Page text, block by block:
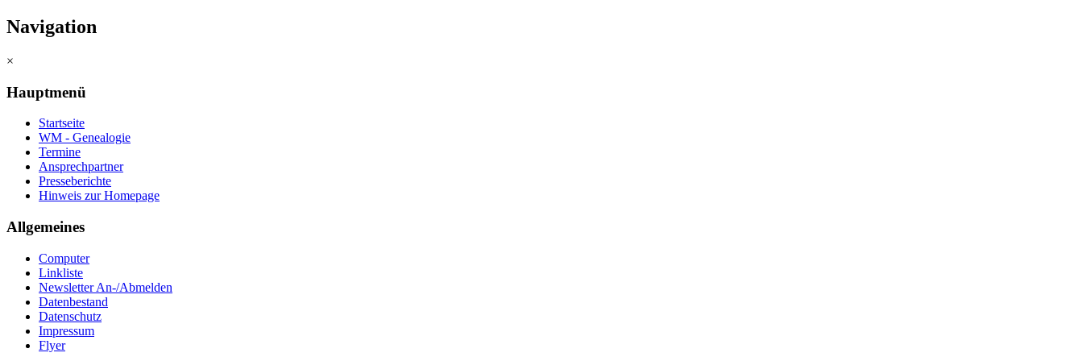
Navigation
×
Hauptmenü
Startseite
WM - Genealogie
Termine
Ansprechpartner
Presseberichte
Hinweis zur Homepage
Allgemeines
Computer
Linkliste
Newsletter An-/Abmelden
Datenbestand
Datenschutz
Impressum
Flyer